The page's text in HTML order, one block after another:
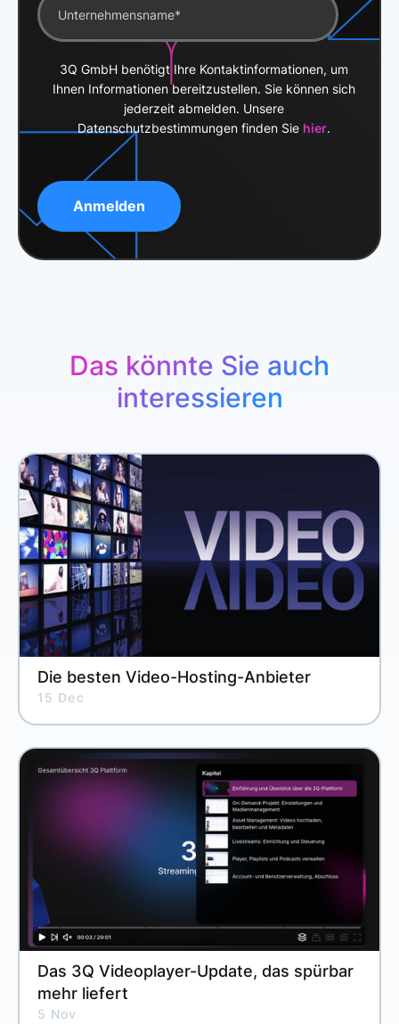
3Q GmbH benötigt Ihre Kontaktinformationen, um
Ihnen Informationen bereitzustellen. Sie können sich
jederzeit abmelden. Unsere
Datenschutzbestimmungen finden Sie hier.
Das könnte Sie auch
interessieren
Die besten Video-Hosting-Anbieter
15 Dec
Das 3Q Videoplayer-Update, das spürbar
mehr liefert
5 Nov